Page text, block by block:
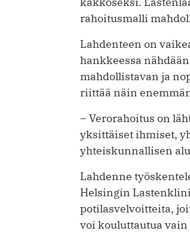
rahoitusmalli
Lahdenteen on
hankkeessa
mahdollistavan ja
riittää näin
– Verorahoitus on
yksittäiset ihmiset,
yhteiskunnallisen
Lahdenne
Helsingin
potilasvelvoitteita,
voi kouluttautua vain